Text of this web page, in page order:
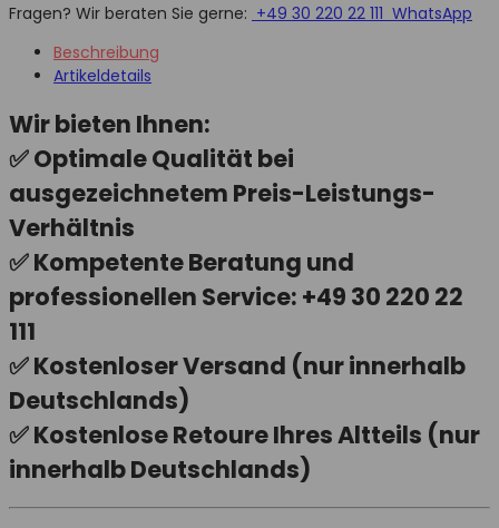
Fragen? Wir beraten Sie gerne: +49 30 220 22 111 WhatsApp
Beschreibung
Artikeldetails
Wir bieten Ihnen:
✅ Optimale Qualität bei
ausgezeichnetem Preis-Leistungs-
Verhältnis
✅ Kompetente Beratung und
professionellen Service: +49 30 220 22
111
✅ Kostenloser Versand (nur innerhalb
Deutschlands)
✅ Kostenlose Retoure Ihres Altteils (nur
innerhalb Deutschlands)